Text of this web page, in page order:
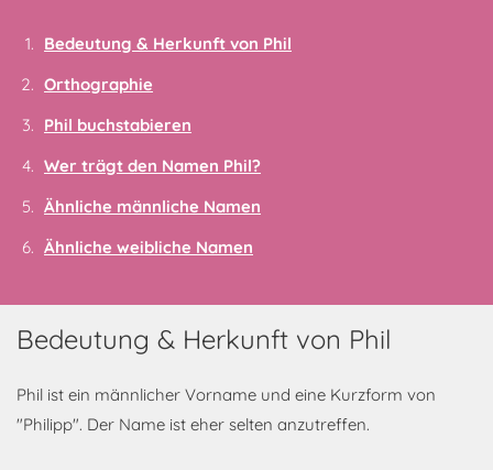
Bedeutung & Herkunft von Phil
Orthographie
Phil buchstabieren
Wer trägt den Namen Phil?
Ähnliche männliche Namen
Ähnliche weibliche Namen
Bedeutung & Herkunft von Phil
Phil ist ein männlicher Vorname und eine Kurzform von
"Philipp". Der Name ist eher selten anzutreffen.